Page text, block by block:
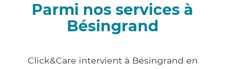
Parmi nos services à
Bésingrand
Click&Care intervient à Bésingrand en